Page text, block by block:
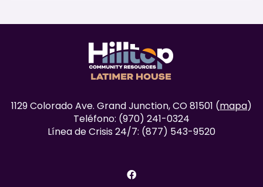
1129 Colorado Ave. Grand Junction, CO 81501 (mapa)
Teléfono: (970) 241-0324
Línea de Crisis 24/7: (877) 543-9520
facebook